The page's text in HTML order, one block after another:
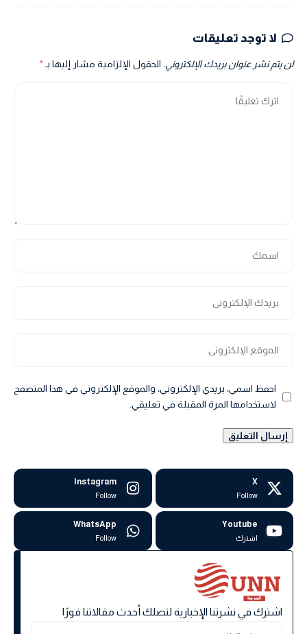
لا توجد تعليقات
لن يتم نشر عنوان بريدك الإلكتروني. الحقول الإلزامية مشار إليها بـ*
احفظ اسمي، بريدي الإلكتروني، والموقع الإلكتروني في هذا المتصفح
لاستخدامها المرة المقبلة في تعليقي.
X
Follow
Instagram
Follow
Youtube
اشترك
WhatsApp
Follow
اشترك في نشرتنا الإخبارية لتصلك أحدث مقالاتنا فورًا